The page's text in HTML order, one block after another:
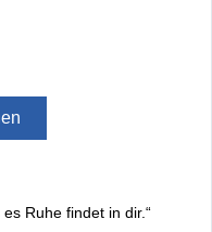
Ruhe findet in dir.“